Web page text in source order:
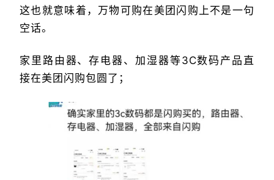
这也就意味着，万物可购在美团闪购上不是一句
空话。
家里路由器、存电器、加湿器等3C数码产品直
接在美团闪购包圆了；